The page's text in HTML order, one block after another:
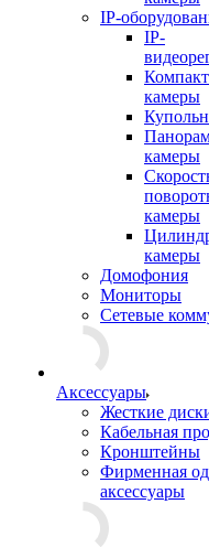
IP-
IP-
камеры
камеры
камеры
камеры
Домофония
Мониторы
Сетевые
Аксессуары
Жесткие
Кабельная
Кронштейны
Фирменная
аксессуары